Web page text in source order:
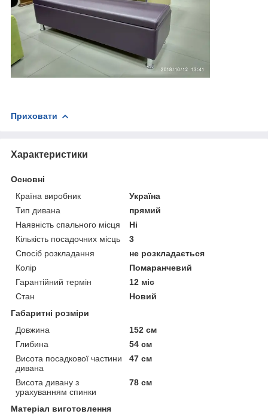
Приховати
Характеристики
Основні
Країна виробник
Україна
Тип дивана
прямий
Наявність спального місця
Ні
Кількість посадочних місць
3
Спосіб розкладання
не розкладається
Колір
Помаранчевий
Гарантійний термін
12 міс
Стан
Новий
Габаритні розміри
Довжина
152 см
Глибина
54 см
Висота посадкової частини
дивана
47 см
Висота дивану з
урахуванням спинки
78 см
Матеріал виготовлення